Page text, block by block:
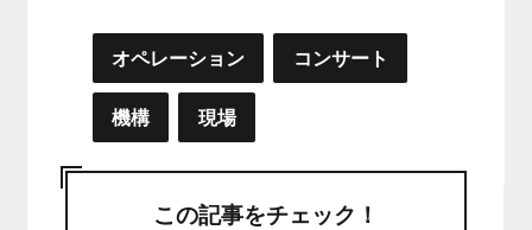
オペレーション コンサート
機構 現場
この記事をチェック！